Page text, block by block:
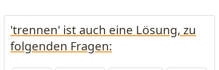
'trennen' ist auch eine Lösung, zu
folgenden Fragen: